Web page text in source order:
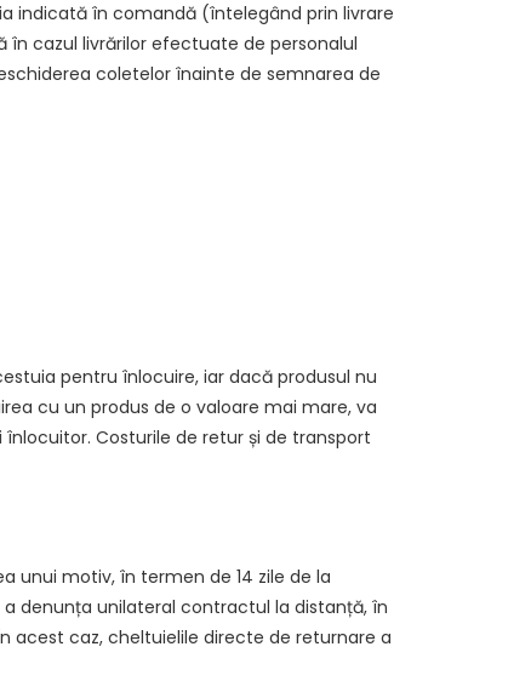
indicată în comandă (întelegând prin livrare
cazul livrărilor efectuate de personalul
coletelor înainte de semnarea de
pentru înlocuire, iar dacă produsul nu
cu un produs de o valoare mai mare, va
Costurile de retur și de transport
unui motiv, în termen de 14 zile de la
denunța unilateral contractul la distanță, în
acest caz, cheltuielile directe de returnare a